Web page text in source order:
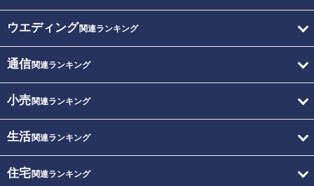
ウエディング関連ランキング
通信関連ランキング
小売関連ランキング
生活関連ランキング
住宅関連ランキング